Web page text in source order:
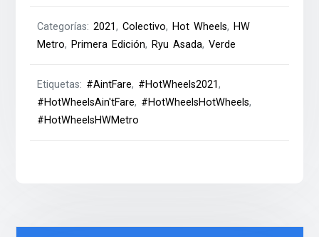
Categorías:2021,Colectivo, Hot Wheels, HW
Metro, Primera Edición, Ryu Asada,Verde
Etiquetas: #AintFare, #HotWheels2021,
#HotWheelsAin'tFare, #HotWheelsHotWheels,
#HotWheelsHWMetro